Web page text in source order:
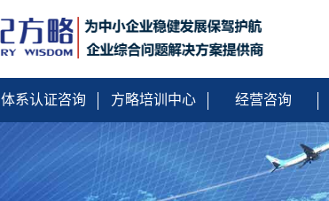
体系认证咨询 方略培训中心 经营咨询